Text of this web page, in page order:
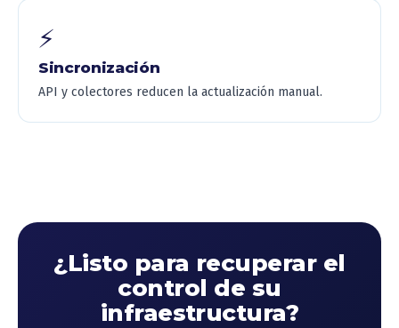
⚡
Sincronización
API y colectores reducen la actualización manual.
¿Listo para recuperar el
control de su
infraestructura?